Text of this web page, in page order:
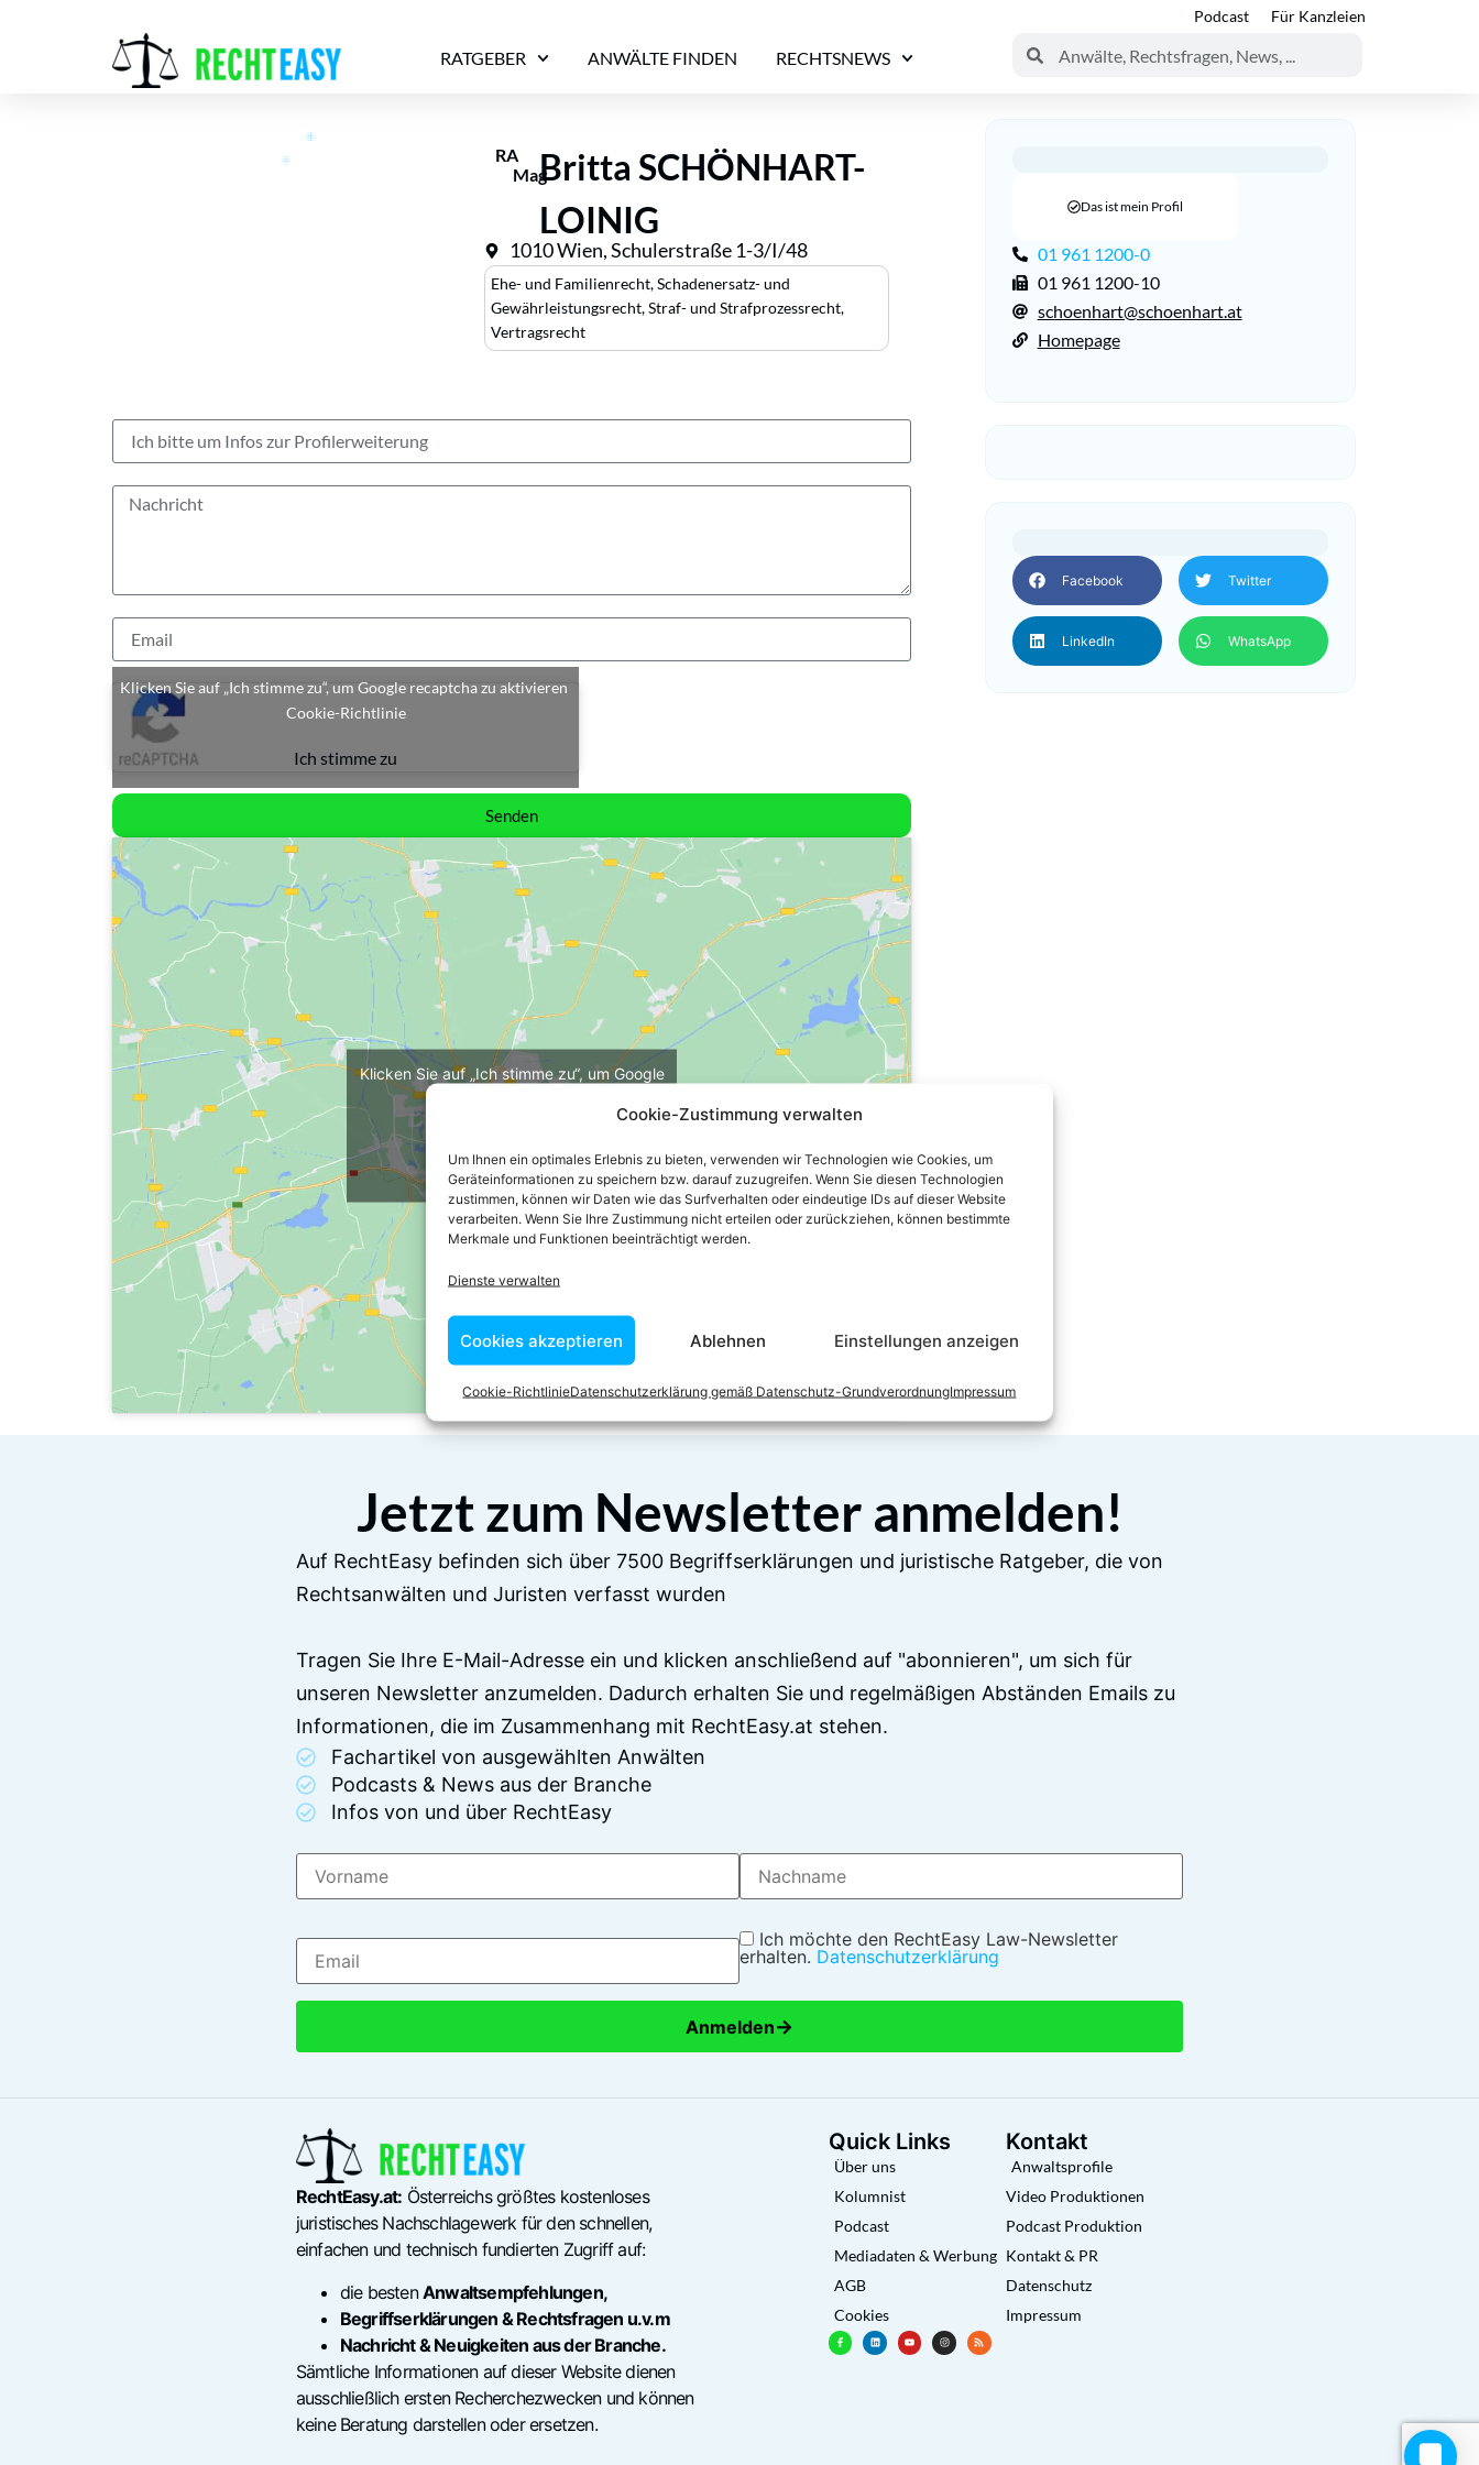
Cookie-Zustimmung verwalten
Um Ihnen ein optimales Erlebnis zu bieten, verwenden wir Technologien wie Cookies, um
Geräteinformationen zu speichern bzw. darauf zuzugreifen. Wenn Sie diesen Technologien
zustimmen, können wir Daten wie das Surfverhalten oder eindeutige IDs auf dieser Website
verarbeiten. Wenn Sie Ihre Zustimmung nicht erteilen oder zurückziehen, können bestimmte
Merkmale und Funktionen beeinträchtigt werden.
Dienste verwalten
Cookies akzeptieren Ablehnen Einstellungen anzeigen
Cookie-RichtlinieDatenschutzerklärung gemäß Datenschutz-GrundverordnungImpressum
Podcast Für Kanzleien
RATGEBER ANWÄLTE FINDEN RECHTSNEWS
RA
MagBritta SCHÖNHART-
LOINIG
1010 Wien, Schulerstraße 1-3/I/48
Ehe- und Familienrecht,Schadenersatz- und
Gewährleistungsrecht,Straf- und Strafprozessrecht,
Vertragsrecht
Klicken Sie auf „Ich stimme zu“, um Google recaptcha zu aktivieren
Cookie-Richtlinie
Ich stimme zu
Senden
Klicken Sie auf „Ich stimme zu“, um Google
Ich stimme zu
Das ist mein Profil
01 961 1200-0
01 961 1200-10
schoenhart@schoenhart.at
Homepage
Facebook Twitter
LinkedIn WhatsApp
Jetzt zum Newsletter anmelden!
Auf RechtEasy befinden sich über 7500 Begriffserklärungen und juristische Ratgeber, die von
Rechtsanwälten und Juristen verfasst wurden
Tragen Sie Ihre E-Mail-Adresse ein und klicken anschließend auf "abonnieren", um sich für
unseren Newsletter anzumelden. Dadurch erhalten Sie und regelmäßigen Abständen Emails zu
Informationen, die im Zusammenhang mit RechtEasy.at stehen.
Fachartikel von ausgewählten Anwälten
Podcasts & News aus der Branche
Infos von und über RechtEasy
Ich möchte den RechtEasy Law-Newsletter
erhalten. Datenschutzerklärung
Anmelden→
RechtEasy.at: Österreichs größtes kostenloses
juristisches Nachschlagewerk für den schnellen,
einfachen und technisch fundierten Zugriff auf:
die bestenAnwaltsempfehlungen,
Begriffserklärungen & Rechtsfragen u.v.m
Nachricht & Neuigkeiten aus der Branche.
Sämtliche Informationen auf dieser Website dienen
ausschließlich ersten Recherchezwecken und können
keine Beratung darstellen oder ersetzen.
Quick Links
Über uns
Kolumnist
Podcast
Mediadaten & Werbung
AGB
Cookies
Kontakt
Anwaltsprofile
Video Produktionen
Podcast Produktion
Kontakt & PR
Datenschutz
Impressum